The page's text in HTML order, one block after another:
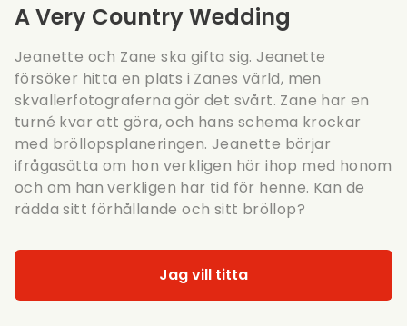
A Very Country Wedding
Jeanette och Zane ska gifta sig. Jeanette
försöker hitta en plats i Zanes värld, men
skvallerfotograferna gör det svårt. Zane har en
turné kvar att göra, och hans schema krockar
med bröllopsplaneringen. Jeanette börjar
ifrågasätta om hon verkligen hör ihop med honom
och om han verkligen har tid för henne. Kan de
rädda sitt förhållande och sitt bröllop?
Jag vill titta